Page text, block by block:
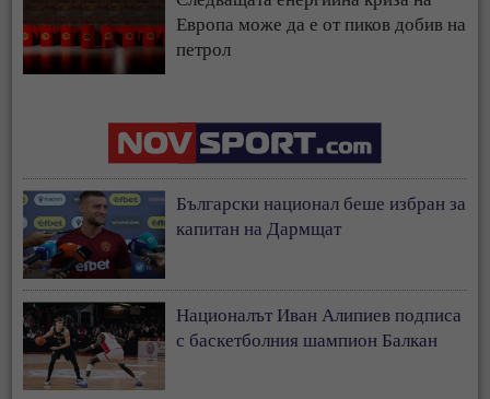
Европа може да е от пиков добив на
петрол
Български национал беше избран за
капитан на Дармщат
Националът Иван Алипиев подписа
с баскетболния шампион Балкан